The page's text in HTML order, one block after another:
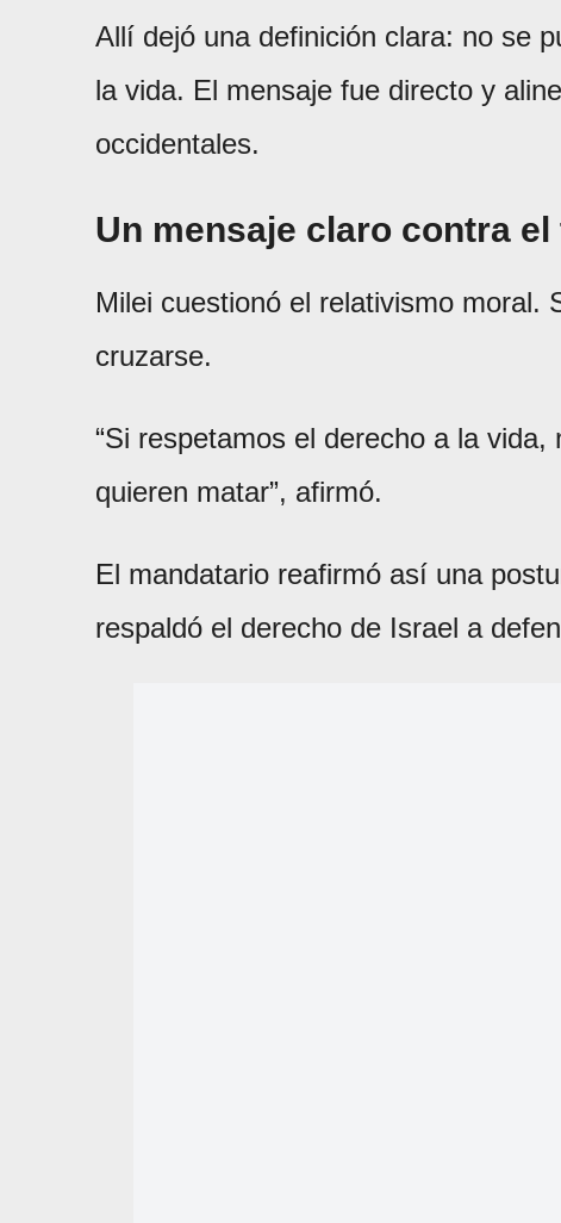
Allí dejó una definición clara: no se
la vida. El mensaje fue directo y
occidentales.
Un mensaje claro contra
Milei cuestionó el relativismo moral.
cruzarse.
“Si respetamos el derecho a la
quieren matar”, afirmó.
El mandatario reafirmó así una
respaldó el derecho de Israel a